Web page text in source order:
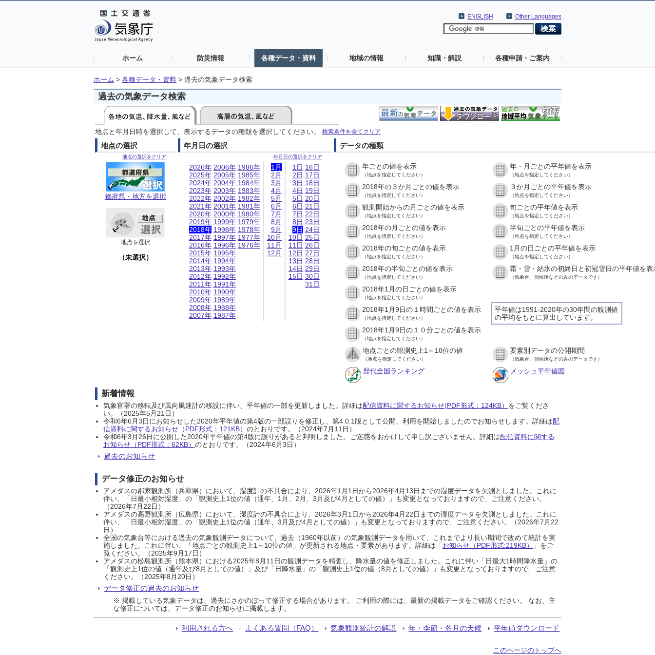
Other Languages
ENGLISH
ホーム 防災情報 各種データ・資料 地域の情報 知識・解説 各種申請・ご案内
ホーム > 各種データ・資料 > 過去の気象データ検索
過去の気象データ検索
地点と年月日時を選択して、表示するデータの種類を選択してください。 検索条件を全てクリア
地点の選択
地点の選択をクリア
都府県・地方を選択
地点を選択
（未選択）
年月日の選択
年月日の選択をクリア
2026年
2025年
2024年
2023年
2022年
2021年
2020年
2019年
2018年
2017年
2016年
2015年
2014年
2013年
2012年
2011年
2010年
2009年
2008年
2007年
2006年
2005年
2004年
2003年
2002年
2001年
2000年
1999年
1998年
1997年
1996年
1995年
1994年
1993年
1992年
1991年
1990年
1989年
1988年
1987年
1986年
1985年
1984年
1983年
1982年
1981年
1980年
1979年
1978年
1977年
1976年
1月
2月
3月
4月
5月
6月
7月
8月
9月
10月
11月
12月
1日
2日
3日
4日
5日
6日
7日
8日
9日
10日
11日
12日
13日
14日
15日
16日
17日
18日
19日
20日
21日
22日
23日
24日
25日
26日
27日
28日
29日
30日
31日
データの種類
年ごとの値を表示
（地点を指定してください）
年・月ごとの平年値を表示
（地点を指定してください）
2018年の３か月ごとの値を表示
（地点を指定してください）
３か月ごとの平年値を表示
（地点を指定してください）
観測開始からの月ごとの値を表示
（地点を指定してください）
旬ごとの平年値を表示
（地点を指定してください）
2018年の月ごとの値を表示
（地点を指定してください）
半旬ごとの平年値を表示
（地点を指定してください）
2018年の旬ごとの値を表示
（地点を指定してください）
1月の日ごとの平年値を表示
（地点を指定してください）
2018年の半旬ごとの値を表示
（地点を指定してください）
霜・雪・結氷の初終日と初冠雪日の平年値を表
（気象台、測候所などのみのデータです）
2018年1月の日ごとの値を表示
（地点を指定してください）
平年値は1991-2020年の30年間の観測値
の平均をもとに算出しています。
2018年1月9日の１時間ごとの値を表示
（地点を指定してください）
2018年1月9日の１０分ごとの値を表示
（地点を指定してください）
地点ごとの観測史上1～10位の値
（地点を指定してください）
要素別データの公開期間
（気象台、測候所などのみのデータです）
歴代全国ランキング メッシュ平年値図
新着情報
気象官署の移転及び風向風速計の移設に伴い、平年値の一部を更新しました。詳細は配信資料に関するお知らせ(PDF形式：124KB） をご覧くださ
い。（2025年5月21日）
令和6年6月3日にお知らせした2020年平年値の第4版の一部誤りを修正し、第4.0.1版として公開、利用を開始しましたのでお知らせします。詳細は配
信資料に関するお知らせ（PDF形式：121KB） のとおりです。（2024年7月11日）
令和6年3月26日に公開した2020年平年値の第4版に誤りがあると判明しました。ご迷惑をおかけして申し訳ございません。詳細は配信資料に関する
お知らせ（PDF形式：62KB） のとおりです。（2024年6月3日）
過去のお知らせ
データ修正のお知らせ
アメダスの郡家観測所（兵庫県）において、湿度計の不具合により、2026年1月1日から2026年4月13日までの湿度データを欠測としました。これに
伴い、「日最小相対湿度」の「観測史上1位の値（通年、1月、2月、3月及び4月としての値）」も変更となっておりますので、ご注意ください。
（2026年7月22日）
アメダスの高野観測所（広島県）において、湿度計の不具合により、2026年3月1日から2026年4月22日までの湿度データを欠測としました。これに
伴い、「日最小相対湿度」の「観測史上1位の値（通年、3月及び4月としての値）」も変更となっておりますので、ご注意ください。（2026年7月22
日）
全国の気象台等における過去の気象観測データについて、過去（1960年以前）の気象観測データを用いて、これまでより長い期間で改めて統計を実
施しました。これに伴い、「地点ごとの観測史上1～10位の値」が更新される地点・要素があります。詳細は「お知らせ（PDF形式:219KB）
」をご
覧ください。（2025年9月17日）
アメダスの松島観測所（熊本県）における2025年8月11日の観測データを精査し、降水量の値を修正しました。これに伴い「日最大1時間降水量」の
「観測史上1位の値（通年及び8月としての値）」及び「日降水量」の「観測史上1位の値（8月としての値）」も変更となっておりますので、ご注意
ください。（2025年8月20日）
データ修正の過去のお知らせ
※ 掲載している気象データは、過去にさかのぼって修正する場合があります。 ご利用の際には、最新の掲載データをご確認ください。 なお、主
な修正については、データ修正のお知らせに掲載します。
利用される方へ よくある質問（FAQ） 気象観測統計の解説 年・季節・各月の天候 平年値ダウンロード
このページのトップへ